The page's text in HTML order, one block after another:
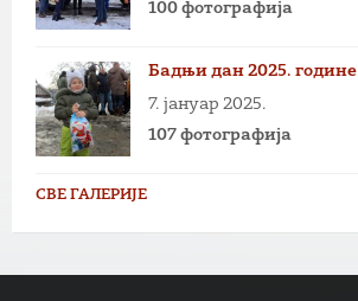
100 фотографија
Бадњи дан 2025. године
7. јануар 2025.
107 фотографија
СВЕ ГАЛЕРИЈЕ